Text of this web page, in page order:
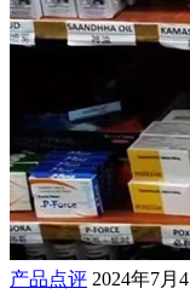
产品点评 2024年7月4